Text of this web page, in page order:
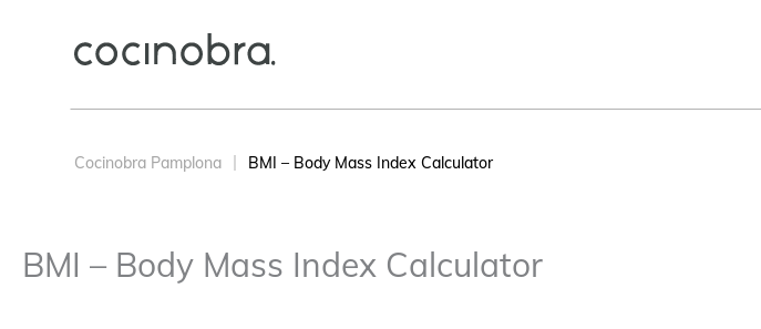
Cocinobra Pamplona BMI – Body Mass Index Calculator
BMI – Body Mass Index Calculator